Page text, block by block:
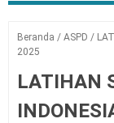
Beranda / ASPD /
2025
LATIHAN